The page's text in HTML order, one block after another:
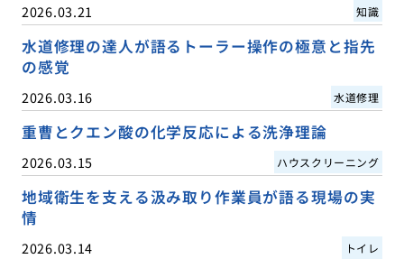
2026.03.21 知識
水道修理の達人が語るトーラー操作の極意と指先
の感覚
2026.03.16 水道修理
重曹とクエン酸の化学反応による洗浄理論
2026.03.15 ハウスクリーニング
地域衛生を支える汲み取り作業員が語る現場の実
情
2026.03.14 トイレ